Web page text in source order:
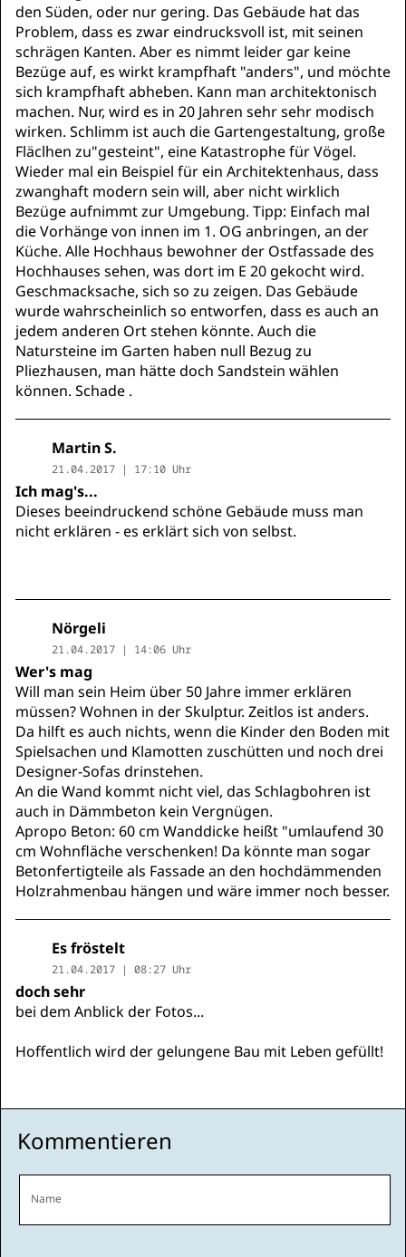
den Süden, oder nur gering. Das Gebäude hat das
Problem, dass es zwar eindrucksvoll ist, mit seinen
schrägen Kanten. Aber es nimmt leider gar keine
Bezüge auf, es wirkt krampfhaft "anders", und möchte
sich krampfhaft abheben. Kann man architektonisch
machen. Nur, wird es in 20 Jahren sehr sehr modisch
wirken. Schlimm ist auch die Gartengestaltung, große
Fläclhen zu"gesteint", eine Katastrophe für Vögel.
Wieder mal ein Beispiel für ein Architektenhaus, dass
zwanghaft modern sein will, aber nicht wirklich
Bezüge aufnimmt zur Umgebung. Tipp: Einfach mal
die Vorhänge von innen im 1. OG anbringen, an der
Küche. Alle Hochhaus bewohner der Ostfassade des
Hochhauses sehen, was dort im E 20 gekocht wird.
Geschmacksache, sich so zu zeigen. Das Gebäude
wurde wahrscheinlich so entworfen, dass es auch an
jedem anderen Ort stehen könnte. Auch die
Natursteine im Garten haben null Bezug zu
Pliezhausen, man hätte doch Sandstein wählen
können. Schade .
Martin S.
21.04.2017 | 17:10 Uhr
Ich mag's...
Dieses beeindruckend schöne Gebäude muss man
nicht erklären - es erklärt sich von selbst.
Nörgeli
21.04.2017 | 14:06 Uhr
Wer's mag
Will man sein Heim über 50 Jahre immer erklären
müssen? Wohnen in der Skulptur. Zeitlos ist anders.
Da hilft es auch nichts, wenn die Kinder den Boden mit
Spielsachen und Klamotten zuschütten und noch drei
Designer-Sofas drinstehen.
An die Wand kommt nicht viel, das Schlagbohren ist
auch in Dämmbeton kein Vergnügen.
Apropo Beton: 60 cm Wanddicke heißt "umlaufend 30
cm Wohnfläche verschenken! Da könnte man sogar
Betonfertigteile als Fassade an den hochdämmenden
Holzrahmenbau hängen und wäre immer noch besser.
Es fröstelt
21.04.2017 | 08:27 Uhr
doch sehr
bei dem Anblick der Fotos...
Hoffentlich wird der gelungene Bau mit Leben gefüllt!
Kommentieren
Name